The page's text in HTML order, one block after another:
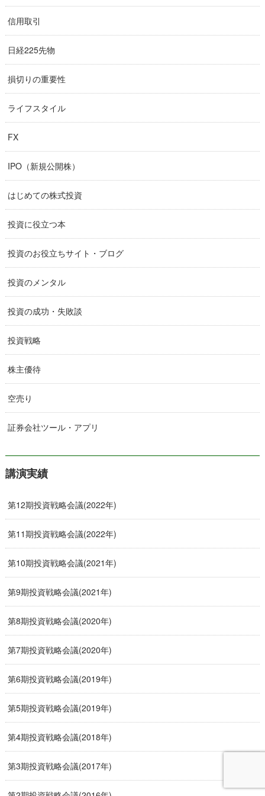
信用取引
日経225先物
損切りの重要性
ライフスタイル
FX
IPO（新規公開株）
はじめての株式投資
投資に役立つ本
投資のお役立ちサイト・ブログ
投資のメンタル
投資の成功・失敗談
投資戦略
株主優待
空売り
証券会社ツール・アプリ
講演実績
第12期投資戦略会議(2022年)
第11期投資戦略会議(2022年)
第10期投資戦略会議(2021年)
第9期投資戦略会議(2021年)
第8期投資戦略会議(2020年)
第7期投資戦略会議(2020年)
第6期投資戦略会議(2019年)
第5期投資戦略会議(2019年)
第4期投資戦略会議(2018年)
第3期投資戦略会議(2017年)